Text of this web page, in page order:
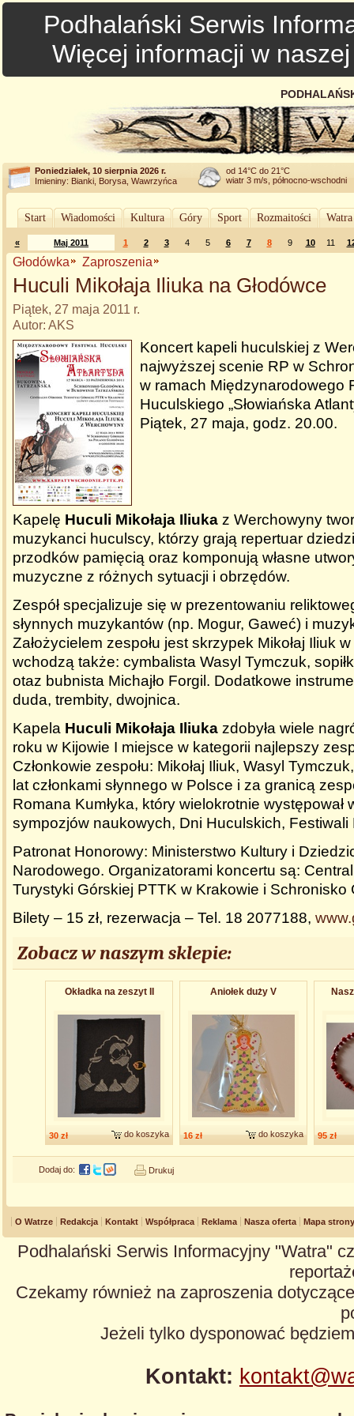
Podhalański Serwis
Więcej informacji w
Poniedziałek, 10 sierpnia 2026 r.
Imieniny: Bianki, Borysa, Wawrzyńca
od 14°C do 21°C
wiatr 3 m/s, północno-wschodni
Start Wiadomości Kultura Góry Sport Rozmaitości
« Maj 2011 1 2 3 4 5 6 7 8 9 10 11
Głodówka Zaproszenia
Huculi Mikołaja Iliuka na Głodówce
Piątek, 27 maja 2011 r.
Autor: AKS
Koncert kapeli huculskiej z
najwyższej scenie RP w
w ramach Międzynarodowego
Huculskiego „Słowiańska
Piątek, 27 maja, godz. 20.00.
Kapelę Huculi Mikołaja Iliuka z Werchowyny
muzykanci huculscy, którzy grają repertuar
przodków pamięcią oraz komponują własne
muzyczne z różnych sytuacji i obrzędów.
Zespół specjalizuje się w prezentowaniu
słynnych muzykantów (np. Mogur, Gaweć) i
Założycielem zespołu jest skrzypek Mikołaj Iliuk w
wchodzą także: cymbalista Wasyl Tymczuk,
otaz bubnista Michajło Forgil. Dodatkowe
duda, trembity, dwojnica.
Kapela Huculi Mikołaja Iliuka zdobyła wiele
roku w Kijowie I miejsce w kategorii najlepszy
Członkowie zespołu: Mikołaj Iliuk, Wasyl
lat członkami słynnego w Polsce i za granicą
Romana Kumłyka, który wielokrotnie występował
sympozjów naukowych, Dni Huculskich, Festiwali
Patronat Honorowy: Ministerstwo Kultury i
Narodowego. Organizatorami koncertu są:
Turystyki Górskiej PTTK w Krakowie i Schronisko
Bilety – 15 zł, rezerwacja – Tel. 18 2077188,
Zobacz w naszym sklepie:
Okładka na zeszyt II
30 zł do koszyka
Aniołek duży V
16 zł do koszyka 95 zł
Dodaj do: Drukuj
O Watrze Redakcja Kontakt Współpraca Reklama Nasza oferta Mapa strony
Podhalański Serwis Informacyjny "Watra"
Czekamy również na zaproszenia
Jeżeli tylko dysponować
Kontakt: